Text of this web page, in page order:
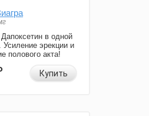
в одной
Усиление эрекции и
полового акта!
Купить